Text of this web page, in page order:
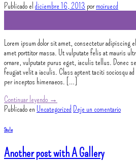
Publicado el diciembre 16, 2013 pormoiruecd
Lorem ipsum dolor sit amet, consectetur adipiscing
amet porttitor massa. Ut vulputate felis at mauris
ornare, vulputate purus eget, iaculis tellus. Donec
feugiat velit a iaculis. Class aptent taciti sociosqu
per inceptos himenaeos. […]
Continuar leyendo →
Publicado en Uncategorized Deje un comentario
Style
Another post with A Gallery